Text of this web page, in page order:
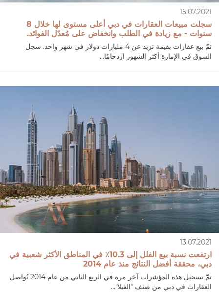
15.07.2021
سجلت مبيعات العقارات في دبي أعلى مستوى لها خلال 8
سنوات - مع زيادة في الطلب وانخفاض على مُعدّل الفوائد.
تمّ بيع عقارات بقيمة تزيد عن 4 مليارات دولار في شهر واحد. سجل
السوق في الإمارة أكثر الشهور ازدحامًا...
13.07.2021
ارتفعت نسبة بيع الفلل إلى 10.3٪ في المناطق الأكثر شعبية في
دبي، محققة أفضل النتائج منذ عام 2014
تمّ تسجيل هذه المؤشرات آخر مرة في الربع الثاني من عام 2014 تُواصل
العقارات في دبي من صنف "الفيلا"...